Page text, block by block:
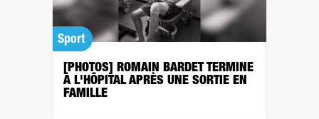
Sport
[PHOTOS] ROMAIN BARDET TERMINE
À L'HÔPITAL APRÈS UNE SORTIE EN
FAMILLE